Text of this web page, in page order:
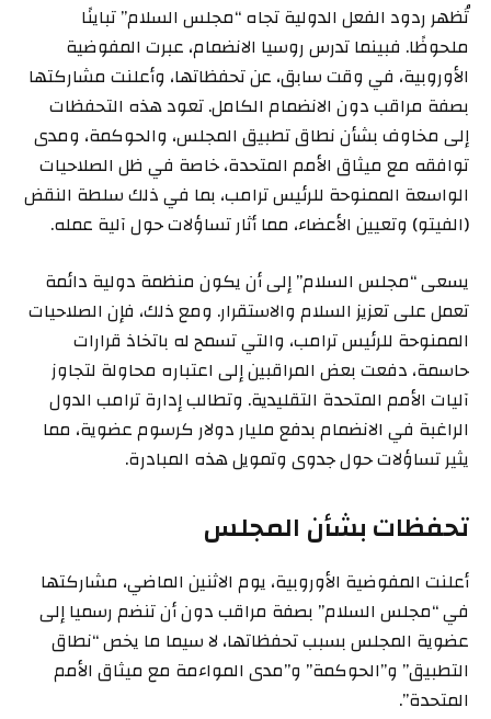
تُظهر ردود الفعل الدولية تجاه “مجلس السلام” تباينًا
ملحوظًا. فبينما تدرس روسيا الانضمام، عبرت المفوضية
الأوروبية، في وقت سابق، عن تحفظاتها، وأعلنت مشاركتها
بصفة مراقب دون الانضمام الكامل. تعود هذه التحفظات
إلى مخاوف بشأن نطاق تطبيق المجلس، والحوكمة، ومدى
توافقه مع ميثاق الأمم المتحدة، خاصة في ظل الصلاحيات
الواسعة الممنوحة للرئيس ترامب، بما في ذلك سلطة النقض
(الفيتو) وتعيين الأعضاء، مما أثار تساؤلات حول آلية عمله.
يسعى “مجلس السلام” إلى أن يكون منظمة دولية دائمة
تعمل على تعزيز السلام والاستقرار. ومع ذلك، فإن الصلاحيات
الممنوحة للرئيس ترامب، والتي تسمح له باتخاذ قرارات
حاسمة، دفعت بعض المراقبين إلى اعتباره محاولة لتجاوز
آليات الأمم المتحدة التقليدية. وتطالب إدارة ترامب الدول
الراغبة في الانضمام بدفع مليار دولار كرسوم عضوية، مما
يثير تساؤلات حول جدوى وتمويل هذه المبادرة.
تحفظات بشأن المجلس
أعلنت المفوضية الأوروبية، يوم الاثنين الماضي، مشاركتها
في “مجلس السلام” بصفة مراقب دون أن تنضم رسميا إلى
عضوية المجلس بسبب تحفظاتها، لا سيما ما يخص “نطاق
التطبيق” و”الحوكمة” و”مدى المواءمة مع ميثاق الأمم
المتحدة”.